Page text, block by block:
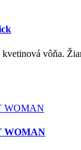
kvetinová vôňa.
WOMAN